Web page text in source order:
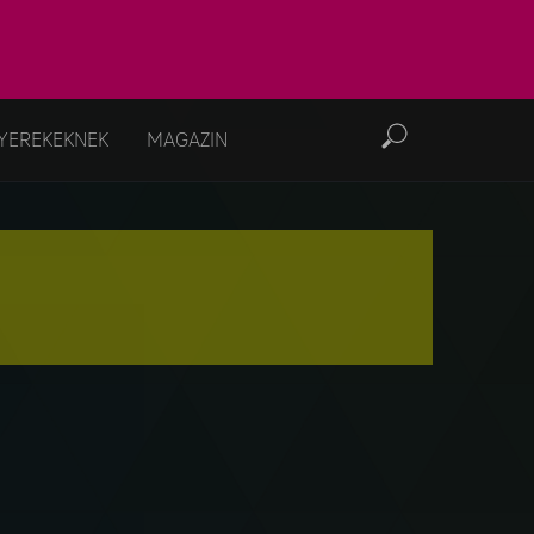
MAGAZIN